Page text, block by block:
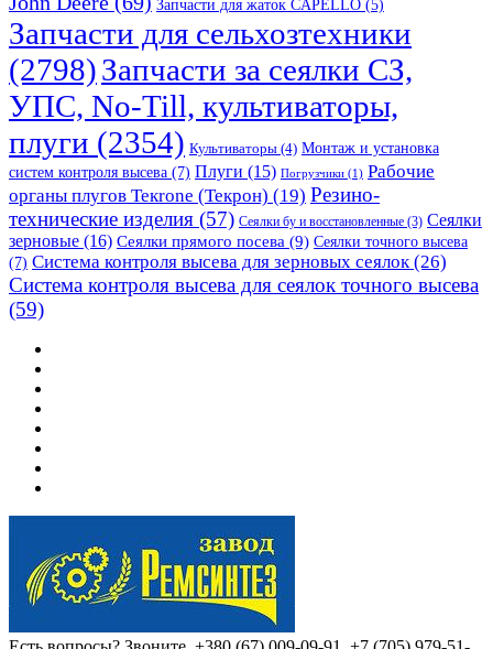
Запчасти для жаток CAPELLO (5)
Запчасти для сельхозтехники
(2798)Запчасти за сеялки СЗ,
УПС, No-Till, культиваторы,
плуги (2354) Культиваторы (4) Монтаж и установка
систем контроля высева (7) Плуги (15) Погрузчики (1) Рабочие
органы плугов Текrоne (Текрон) (19) Резино-
технические изделия (57) Сеялки бу и восстановленные (3) Сеялки
зерновые (16) Сеялки прямого посева (9) Сеялки точного высева
(7) Система контроля высева для зерновых сеялок (26)
Система контроля высева для сеялок точного высева
(59)